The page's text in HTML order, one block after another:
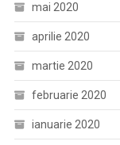
mai 2020
aprilie 2020
martie 2020
februarie 2020
ianuarie 2020